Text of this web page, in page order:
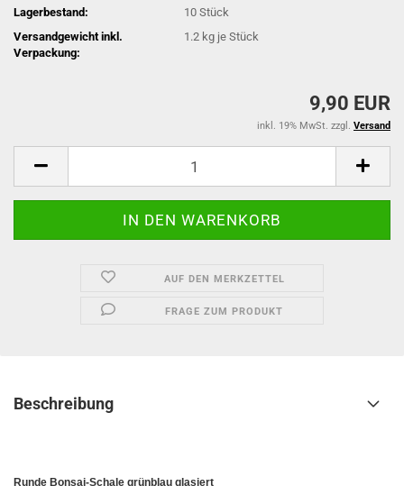
Lagerbestand: 10Stück
Versandgewicht inkl.
Verpackung:
1.2 kg je Stück
9,90 EUR
inkl. 19% MwSt. zzgl. Versand
AUF DEN MERKZETTEL
FRAGE ZUM PRODUKT
Beschreibung
Runde Bonsai-Schale grünblau glasiert